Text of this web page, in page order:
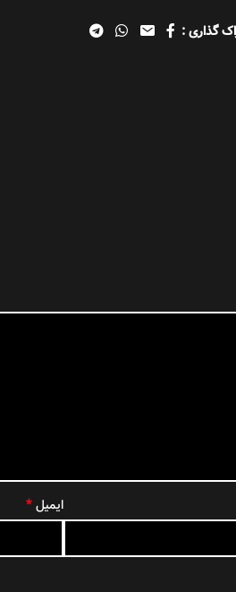
گذاری :
ایمیل*